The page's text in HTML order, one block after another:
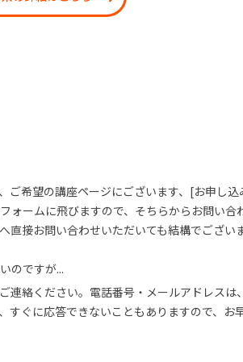
ご希望の講座ページにございます、[お申し
ォームに飛びますので、そちらからお問い合
接お問い合わせいただいても結構でございま
のですが...
連絡ください。電話番号・メールアドレスは
すぐに応答できないこともありますので、お